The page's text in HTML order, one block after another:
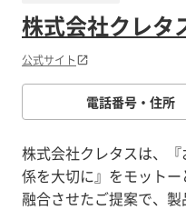
株式会社クレタ
公式サイト
電話番号・住所
株式会社クレタスは、
係を大切に』をモット
融合させたご提案で、